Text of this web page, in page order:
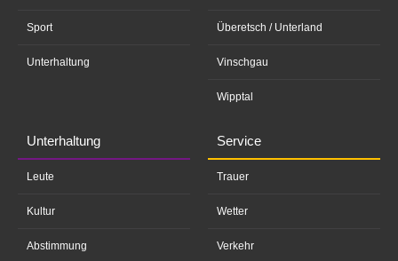
Sport
Unterhaltung
Überetsch / Unterland
Vinschgau
Wipptal
Unterhaltung
Leute
Kultur
Abstimmung
Service
Trauer
Wetter
Verkehr